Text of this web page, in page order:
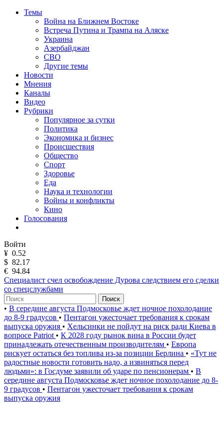
Темы
Война на Ближнем Востоке
Встреча Путина и Трампа на Аляске
Украина
Азербайджан
СВО
Другие темы
Новости
Мнения
Каналы
Видео
Рубрики
Популярное за сутки
Политика
Экономика и бизнес
Происшествия
Общество
Спорт
Здоровье
Еда
Наука и технологии
Войны и конфликты
Кино
Голосования
Войти
¥ 0.52
$ 82.17
€ 94.84
Специалист счел освобождение Дурова следствием его сделки
со спецслужбами
Поиск
• В середине августа Подмосковье ждет ночное похолодание
до 8-9 градусов • Пентагон ужесточает требования к срокам
выпуска оружия • Хельсинки не пойдут на риск ради Киева в
вопросе Patriot • К 2028 году рынок вина в России будет
принадлежать отечественным производителям • Европа
рискует остаться без топлива из-за позиции Берлина • «Тут не
радостные новости готовить надо, а извиняться перед
людьми»: в Госдуме заявили об ударе по пенсионерам • В
середине августа Подмосковье ждет ночное похолодание до 8-
9 градусов • Пентагон ужесточает требования к срокам
выпуска оружия